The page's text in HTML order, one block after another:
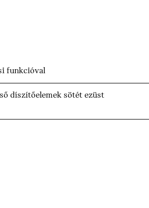
funkcióval
díszítőelemek sötét ezüst